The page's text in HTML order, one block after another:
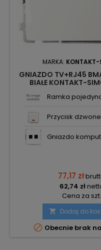
MARKA: KONTAKT-
GNIAZDO TV+RJ45
BIAŁE KONTAKT-
Ramka
Przycisk
Gniazdo
77,17 zł
62,74 zł
Cena za szt.
 Dodaj do
 Obecnie brak